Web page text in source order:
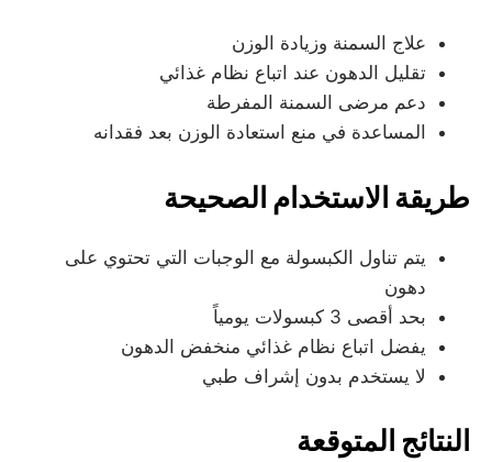
علاج السمنة وزيادة الوزن
تقليل الدهون عند اتباع نظام غذائي
دعم مرضى السمنة المفرطة
المساعدة في منع استعادة الوزن بعد فقدانه
طريقة الاستخدام الصحيحة
يتم تناول الكبسولة مع الوجبات التي تحتوي على
دهون
بحد أقصى 3 كبسولات يومياً
يفضل اتباع نظام غذائي منخفض الدهون
لا يستخدم بدون إشراف طبي
النتائج المتوقعة